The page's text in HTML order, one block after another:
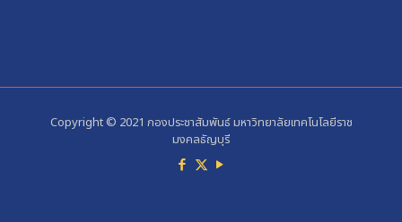
Copyright © 2021 กองประชาสัมพันธ์ มหาวิทยาลัยเทคโนโลยีราช
มงคลธัญบุรี